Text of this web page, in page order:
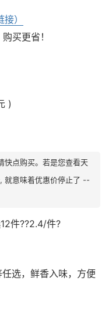
）
买更省！
)
快点购买。若是您查看天
就意味着优惠价停止了 --
件??2.4/件?
选，鲜香入味，方便